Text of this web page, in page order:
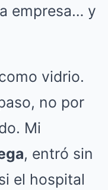
empresa… y
vidrio.
no por
Mi
, entró sin
el hospital